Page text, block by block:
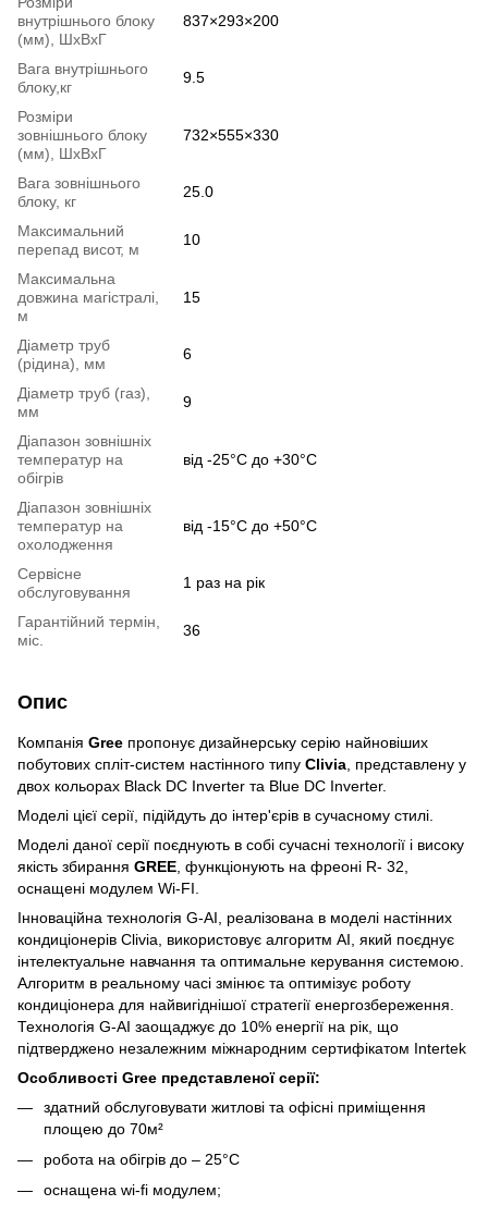
внутрішнього блоку
(мм), ШхВхГ
837×293×200
Вага внутрішнього
блоку,кг
9.5
Розміри
зовнішнього блоку
(мм), ШхВхГ
732×555×330
Вага зовнішнього
блоку, кг
25.0
Максимальний
перепад висот, м
10
Максимальна
довжина магістралі,
м
15
Діаметр труб
(рідина), мм
6
Діаметр труб (газ),
мм
9
Діапазон зовнішніх
температур на
обігрів
від -25°C до +30°C
Діапазон зовнішніх
температур на
охолодження
від -15°C до +50°C
Сервісне
обслуговування
1 раз на рік
Гарантійний термін,
міс.
36
Опис
Компанія Gree пропонує дизайнерську серію найновіших
побутових спліт-систем настінного типу Clivia , представлену у
двох кольорах Black DC Inverter та Blue DC Inverter.
Моделі цієї серії, підійдуть до інтер'єрів в сучасному стилі.
Моделі даної серії поєднують в собі сучасні технології і високу
якість збирання GREE , функціонують на фреоні R- 32,
оснащені модулем Wi-FI.
Інноваційна технологія G-AI, реалізована в моделі настінних
кондиціонерів Clivia, використовує алгоритм AI, який поєднує
інтелектуальне навчання та оптимальне керування системою.
Алгоритм в реальному часі змінює та оптимізує роботу
кондиціонера для найвигіднішої стратегії енергозбереження.
Технологія G-AI заощаджує до 10% енергії на рік, що
підтверджено незалежним міжнародним сертифікатом Intertek
Особливості Gree представленої серії:
здатний обслуговувати житлові та офісні приміщення
площею до 70м²
робота на обігрів до – 25°С
оснащена wi-fi модулем;